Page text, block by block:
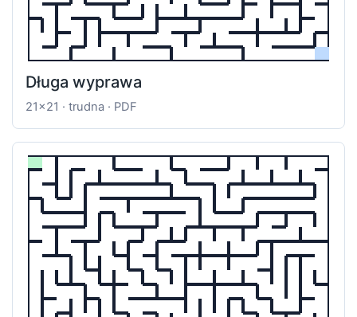
Długa wyprawa
21x21 · trudna · PDF